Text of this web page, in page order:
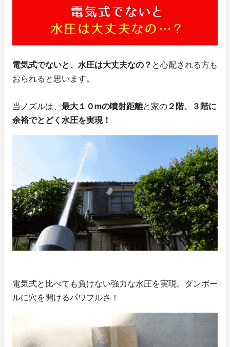
電気式でないと、水圧は大丈夫なの？ と心配される方も
おられると思います。
当ノズルは、 最大１０mの噴射距離と家の ２階、３階に
余裕でとどく水圧を実現！
電気式と比べても負けない強力な水圧を実現。ダンボー
ルに穴を開けるパワフルさ！